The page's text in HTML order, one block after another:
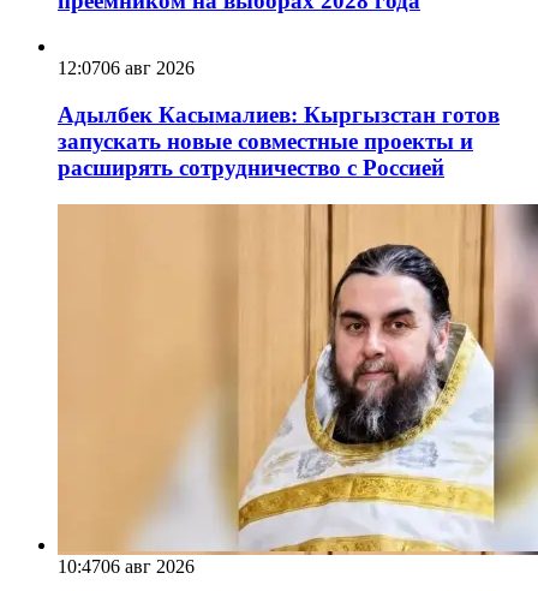
12:0706 авг 2026
Адылбек Касымалиев: Кыргызстан готов
запускать новые совместные проекты и
расширять сотрудничество с Россией
10:4706 авг 2026